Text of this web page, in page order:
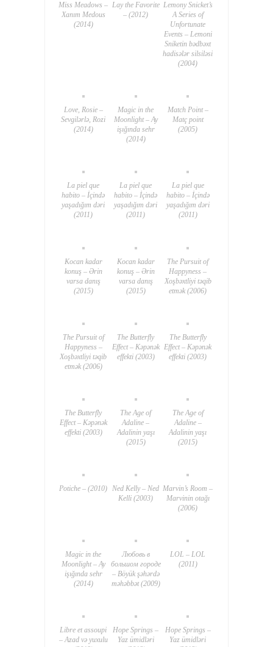
Miss Meadows –
Xanım Medous
(2014)
Lay the Favorite
– (2012)
Lemony Snicket’s
A Series of
Unfortunate
Events – Lemoni
Sniketin bədbəxt
hadisələr silsiləsi
(2004)
Love, Rosie –
Sevgilərlə, Rozi
(2014)
Magic in the
Moonlight – Ay
işığında sehr
(2014)
Match Point –
Matç point
(2005)
La piel que
habito – İçində
yaşadığım dəri
(2011)
La piel que
habito – İçində
yaşadığım dəri
(2011)
La piel que
habito – İçində
yaşadığım dəri
(2011)
Kocan kadar
konuş – Ərin
varsa danış
(2015)
Kocan kadar
konuş – Ərin
varsa danış
(2015)
The Pursuit of
Happyness –
Xoşbəxtliyi təqib
etmək (2006)
The Pursuit of
Happyness –
Xoşbəxtliyi təqib
etmək (2006)
The Butterfly
Effect – Kəpənək
effekti (2003)
The Butterfly
Effect – Kəpənək
effekti (2003)
The Butterfly
Effect – Kəpənək
effekti (2003)
The Age of
Adaline –
Adalinin yaşı
(2015)
The Age of
Adaline –
Adalinin yaşı
(2015)
Potiche – (2010) Ned Kelly – Ned
Kelli (2003)
Marvin’s Room –
Marvinin otağı
(2006)
Magic in the
Moonlight – Ay
işığında sehr
(2014)
Любовь в
большом городе
– Böyük şəhərdə
məhəbbət (2009)
LOL – LOL
(2011)
Libre et assoupi
– Azad və yuxulu
Hope Springs –
Yaz ümidləri
Hope Springs –
Yaz ümidləri